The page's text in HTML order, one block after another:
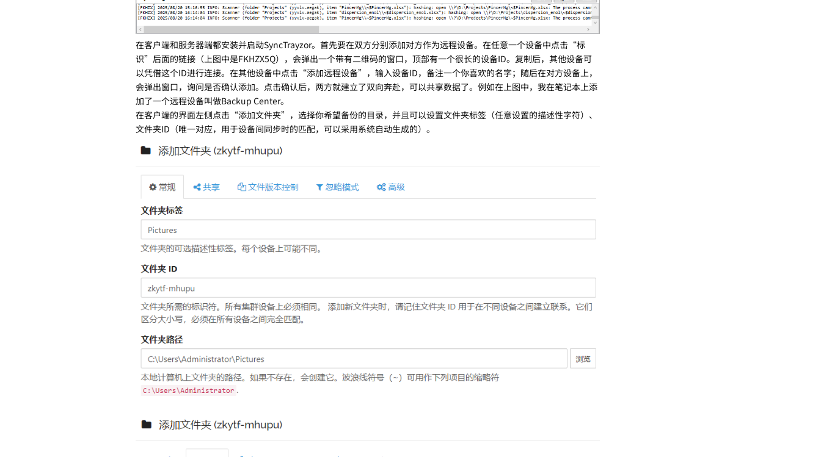
在客户端和服务器端都安装并启动SyncTrayzor。首先要在双方分别添加对方作为远程设备。在任意一个设备中点击“标
识”后面的链接（上图中是FKHZX5Q），会弹出一个带有二维码的窗口，顶部有一个很长的设备ID。复制后，其他设备可
以凭借这个ID进行连接。在其他设备中点击“添加远程设备”，输入设备ID，备注一个你喜欢的名字；随后在对方设备上，
会弹出窗口，询问是否确认添加。点击确认后，两方就建立了双向奔赴，可以共享数据了。例如在上图中，我在笔记本上添
加了一个远程设备叫做Backup Center。
在客户端的界面左侧点击“添加文件夹”，选择你希望备份的目录，并且可以设置文件夹标签（任意设置的描述性字符）、
文件夹ID（唯一对应，用于设备间同步时的匹配，可以采用系统自动生成的）。